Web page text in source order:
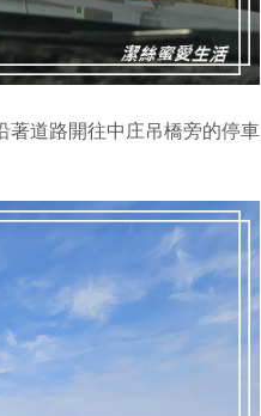
著道路開往中庄吊橋旁的停車